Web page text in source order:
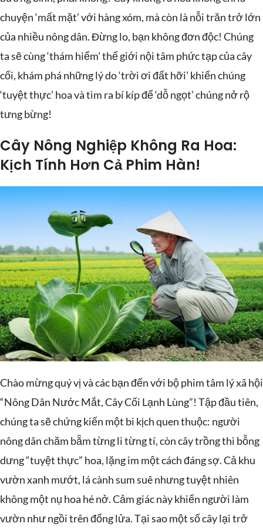
chuyện ‘mất mặt’ với hàng xóm, mà còn là nỗi trăn trở lớn
của nhiều nông dân. Đừng lo, bạn không đơn độc! Chúng
ta sẽ cùng ‘thám hiểm’ thế giới nội tâm phức tạp của cây
cối, khám phá những lý do ‘trời ơi đất hỡi’ khiến chúng
‘tuyệt thực’ hoa và tìm ra bí kíp để ‘dỗ ngọt’ chúng nở rộ
tưng bừng!
Cây Nông Nghiệp Không Ra Hoa:
Kịch Tính Hơn Cả Phim Hàn!
Chào mừng quý vị và các bạn đến với bộ phim tâm lý xã hội
“Nông Dân Nước Mắt, Cây Cối Lạnh Lùng”! Tập đầu tiên,
chúng ta sẽ chứng kiến một bi kịch quen thuộc: người
nông dân chăm bẵm từng li từng tí, còn cây trồng thì bỗng
dưng “tuyệt thực” hoa, lặng im một cách đáng sợ. Cả khu
vườn xanh mướt, lá cành sum suê nhưng tuyệt nhiên
không một nụ hoa hé nở. Cảm giác này khiến người làm
vườn như ngồi trên đống lửa. Tại sao một số cây lại trở